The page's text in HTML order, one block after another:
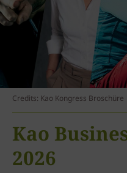
Credits: Kao Kongress Broschüre
Kao
2026